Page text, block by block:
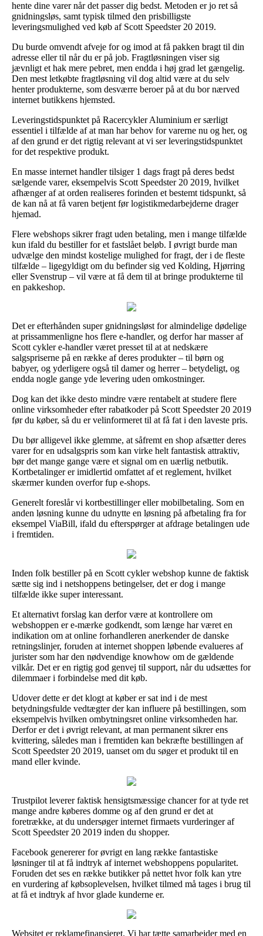
hente dine varer når det passer dig bedst. Metoden er jo ret så
gnidningsløs, samt typisk tilmed den prisbilligste
leveringsmulighed ved køb af Scott Speedster 20 2019.
Du burde omvendt afveje for og imod at få pakken bragt til din
adresse eller til når du er på job. Fragtløsningen viser sig
jævnligt et hak mere pebret, men endda i høj grad let gængelig.
Den mest letkøbte fragtløsning vil dog altid være at du selv
henter produkterne, som desværre beroer på at du bor nærved
internet butikkens hjemsted.
Leveringstidspunktet på Racercykler Aluminium er særligt
essentiel i tilfælde af at man har behov for varerne nu og her, og
af den grund er det rigtig relevant at vi ser leveringstidspunktet
for det respektive produkt.
En masse internet handler tilsiger 1 dags fragt på deres bedst
sælgende varer, eksempelvis Scott Speedster 20 2019, hvilket
afhænger af at orden realiseres forinden et bestemt tidspunkt, så
de kan nå at få varen betjent før logistikmedarbejderne drager
hjemad.
Flere webshops sikrer fragt uden betaling, men i mange tilfælde
kun ifald du bestiller for et fastslået beløb. I øvrigt burde man
udvælge den mindst kostelige mulighed for fragt, der i de fleste
tilfælde – ligegyldigt om du befinder sig ved Kolding, Hjørring
eller Svenstrup – vil være at få dem til at bringe produkterne til
en pakkeshop.
Det er efterhånden super gnidningsløst for almindelige dødelige
at prissammenligne hos flere e-handler, og derfor har masser af
Scott cykler e-handler været presset til at at nedskære
salgspriserne på en række af deres produkter – til børn og
babyer, og yderligere også til damer og herrer – betydeligt, og
endda nogle gange yde levering uden omkostninger.
Dog kan det ikke desto mindre være rentabelt at studere flere
online virksomheder efter rabatkoder på Scott Speedster 20 2019
før du køber, så du er velinformeret til at få fat i den laveste pris.
Du bør alligevel ikke glemme, at såfremt en shop afsætter deres
varer for en udsalgspris som kan virke helt fantastisk attraktiv,
bør det mange gange være et signal om en uærlig netbutik.
Kortbetalinger er imidlertid omfattet af et reglement, hvilket
skærmer kunden overfor fup e-shops.
Generelt foreslår vi kortbestillinger eller mobilbetaling. Som en
anden løsning kunne du udnytte en løsning på afbetaling fra for
eksempel ViaBill, ifald du efterspørger at afdrage betalingen ude
i fremtiden.
Inden folk bestiller på en Scott cykler webshop kunne de faktisk
sætte sig ind i netshoppens betingelser, det er dog i mange
tilfælde ikke super interessant.
Et alternativt forslag kan derfor være at kontrollere om
webshoppen er e-mærke godkendt, som længe har været en
indikation om at online forhandleren anerkender de danske
retningslinjer, foruden at internet shoppen løbende evalueres af
jurister som har den nødvendige knowhow om de gældende
vilkår. Det er en rigtig god genvej til support, når du udsættes for
dilemmaer i forbindelse med dit køb.
Udover dette er det klogt at køber er sat ind i de mest
betydningsfulde vedtægter der kan influere på bestillingen, som
eksempelvis hvilken ombytningsret online virksomheden har.
Derfor er det i øvrigt relevant, at man permanent sikrer ens
kvittering, således man i fremtiden kan bekræfte bestillingen af
Scott Speedster 20 2019, uanset om du søger et produkt til en
mand eller kvinde.
Trustpilot leverer faktisk hensigtsmæssige chancer for at tyde ret
mange andre køberes domme og af den grund er det at
foretrække, at du undersøger internet firmaets vurderinger af
Scott Speedster 20 2019 inden du shopper.
Facebook genererer for øvrigt en lang række fantastiske
løsninger til at få indtryk af internet webshoppens popularitet.
Foruden det ses en række butikker på nettet hvor folk kan ytre
en vurdering af købsoplevelsen, hvilket tilmed må tages i brug til
at få et indtryk af hvor glade kunderne er.
Websitet er reklamefinansieret. Vi har tætte samarbejder med en